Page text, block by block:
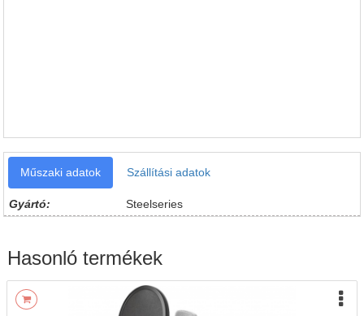
Műszaki adatok Szállítási adatok
Gyártó: Steelseries
Hasonló termékek